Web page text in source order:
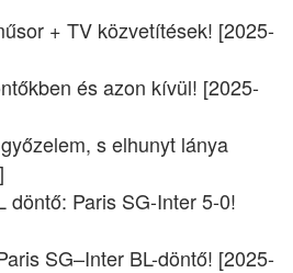
+ TV közvetítések! [2025-
és azon kívül! [2025-
s elhunyt lánya
döntő: Paris SG-Inter 5-0!
SG–Inter BL-döntő! [2025-